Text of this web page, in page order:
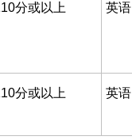
分或以上 英语
分或以上 英语